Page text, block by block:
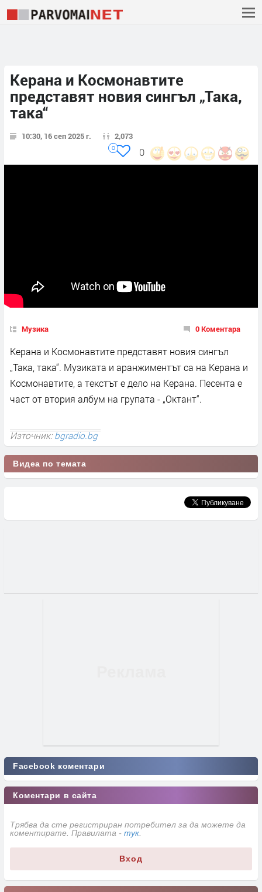
Керана и Космонавтите
представят новия сингъл „Така,
така“
10:30, 16 сеп 2025 г. 2,073
0
0
Музика 0 Коментара
Керана и Космонавтите представят новия сингъл
„Така, така“. Музиката и аранжиментът са на Керана и
Космонавтите, а текстът е дело на Керана. Песента е
част от втория албум на групата - „Октант“.
Източник: bgradio.bg
Видеа по темата
Facebook коментари
Коментари в сайта
Трябва да сте регистриран потребител за да можете да
коментирате. Правилата - тук.
Вход